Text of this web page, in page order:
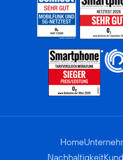
Home
Nachhaltigkeit